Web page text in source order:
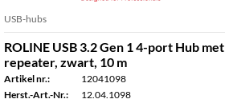
USB-hubs
ROLINE USB 3.2 Gen 1 4-port Hub met
repeater, zwart, 10 m
Artikel nr.:
12041098
Herst.-Art.-Nr.:
12.04.1098